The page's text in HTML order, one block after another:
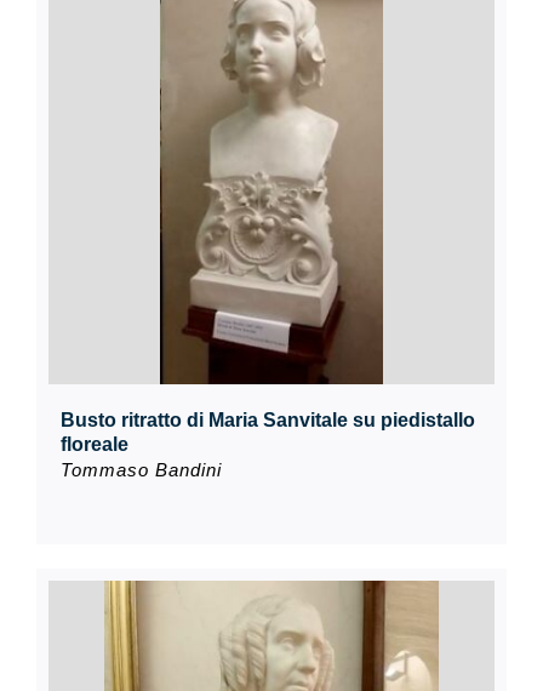
Busto ritratto di Maria Sanvitale su piedistallo
floreale
Tommaso Bandini